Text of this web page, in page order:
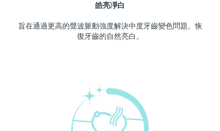
皓亮凈白
旨在通過更高的聲波脈動強度解決中度牙齒變色問題。恢
復牙齒的自然亮白。預計送達日期
預計送達日期